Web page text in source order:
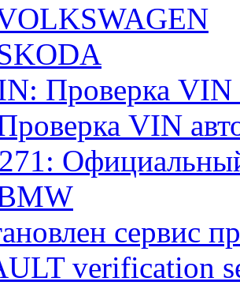
Проверка VIN
VIN
сервис
verification